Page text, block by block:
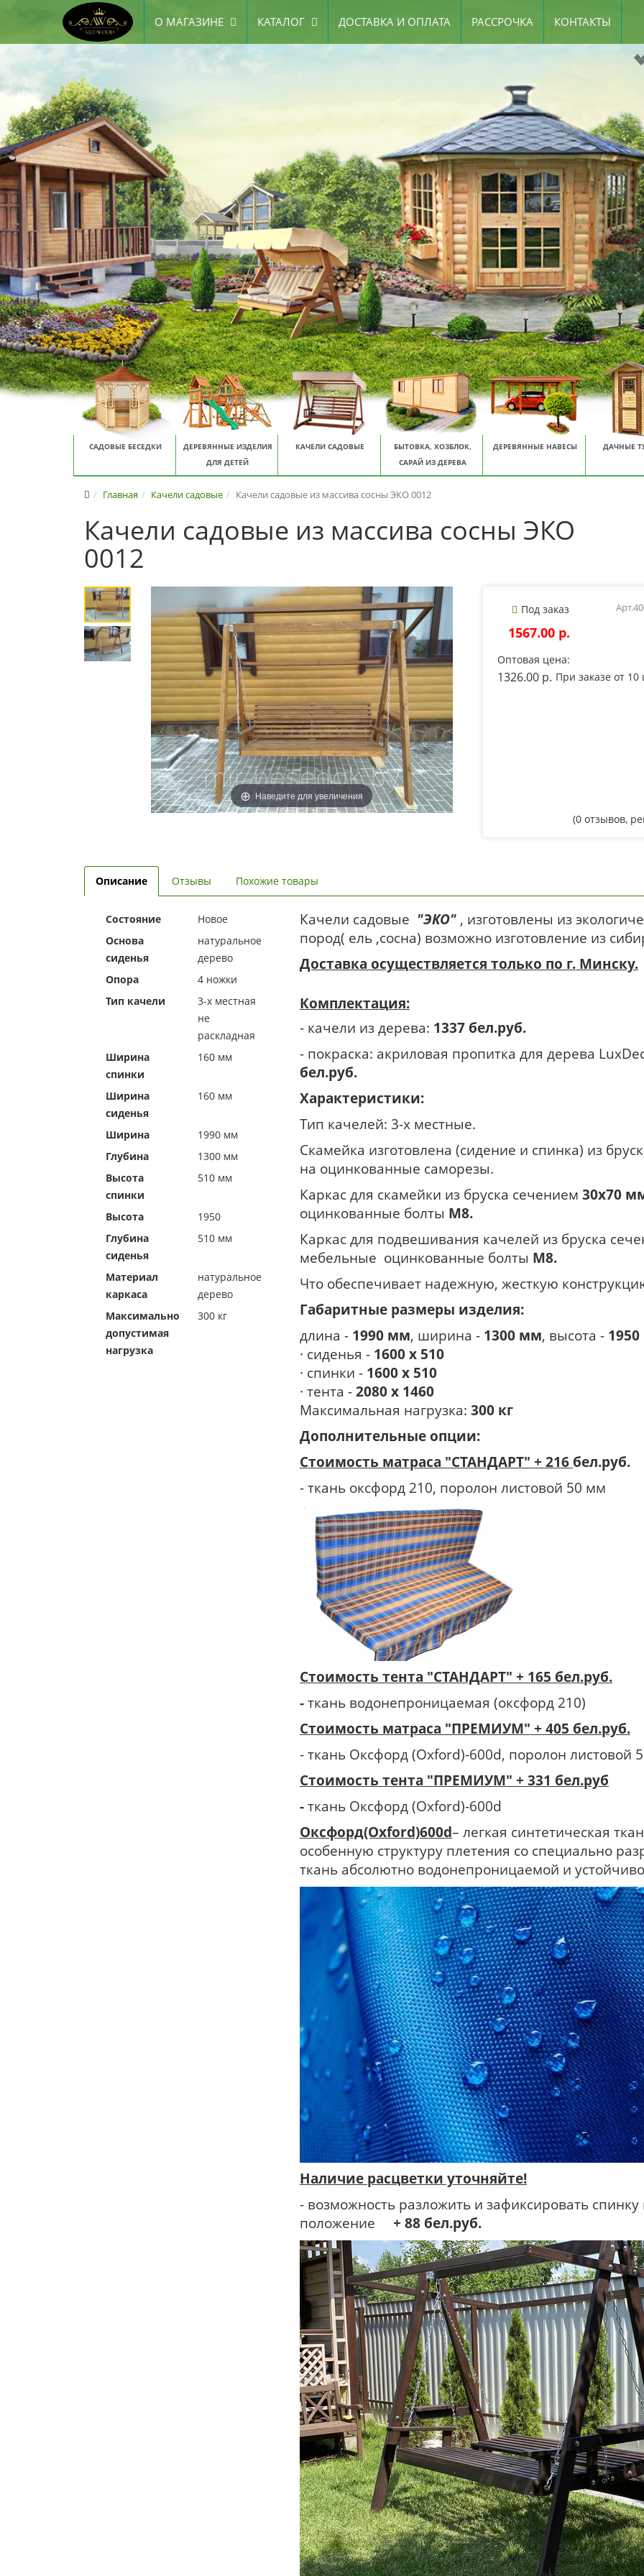
О МАГАЗИНЕ КАТАЛОГ ДОСТАВКА И ОПЛАТА РАССРОЧКА КОНТАКТЫ
САДОВЫЕ БЕСЕДКИ
ДЕРЕВЯННЫЕ ИЗДЕЛИЯ
ДЛЯ ДЕТЕЙ
КАЧЕЛИ САДОВЫЕ
БЫТОВКА, ХОЗБЛОК,
САРАЙ ИЗ ДЕРЕВА
ДЕРЕВЯННЫЕ НАВЕСЫ ДАЧНЫЕ
Главная Качели садовые Качели садовые из массива сосны ЭКО 0012
Качели садовые из массива сосны ЭКО
0012
Наведите для увеличения
Под заказ
1567.00 p.
Оптовая цена:
1326.00 p. При заказе от 10
(0 отзывов,
Описание Отзывы Похожие товары
Состояние
Новое
Основа
сиденья
натуральное
дерево
Опора
4 ножки
Тип качели
3-х местная
не
раскладная
Ширина
спинки
160 мм
Ширина
сиденья
160 мм
Ширина
1990 мм
Глубина
1300 мм
Высота
спинки
510 мм
Высота
1950
Глубина
сиденья
510 мм
Материал
каркаса
натуральное
дерево
Максимально
допустимая
нагрузка
300 кг
Качели садовые "ЭКО" , изготовлены из
пород( ель ,сосна) возможно изготовление из
Доставка осуществляется только по г. Минску.
Комплектация:
- качели из дерева: 1337 бел.руб.
- покраска: акриловая пропитка для дерева
бел.руб.
Характеристики:
Тип качелей: 3-х местные.
Скамейка изготовлена (сидение и спинка) из
на оцинкованные саморезы.
Каркас для скамейки из бруска сечением 30х70
оцинкованные болты М8.
Каркас для подвешивания качелей из бруска
мебельные оцинкованные болты М8.
Что обеспечивает надежную, жесткую
Габаритные размеры изделия:
длина - 1990 мм, ширина - 1300 мм, высота -
· сиденья - 1600 х 510
· спинки - 1600 х 510
· тента - 2080 х 1460
Максимальная нагрузка: 300 кг
Дополнительные опции:
Стоимость матраса "СТАНДАРТ" + 216 бел.руб.
- ткань оксфорд 210, поролон листовой 50 мм
Стоимость тента "СТАНДАРТ" + 165 бел.руб.
- ткань водонепроницаемая (оксфорд 210)
Стоимость матраса "ПРЕМИУМ" + 405 бел.руб.
- ткань Оксфорд (Oxford)-600d, поролон листовой
Стоимость тента "ПРЕМИУМ" + 331 бел.руб
- ткань Оксфорд (Oxford)-600d
Оксфорд(Oxford)600d– легкая синтетическая
особенную структуру плетения со специально
ткань абсолютно водонепроницаемой и
Наличие расцветки уточняйте!
- возможность разложить и зафиксировать
положение + 88 бел.руб.